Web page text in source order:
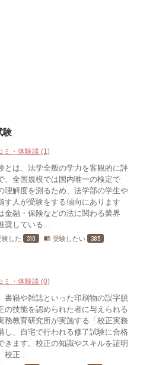
験
ミ・体験談 (1)
とは、法学全般の学力を客観的に評
、全国規模では国内唯一の検定で
理解度を測るため、法学部の学生や
す人が受験をする傾向にあります
金融・保険などの法に関わる業界
奨している...
験した 310 menu_book 受験したい 385
ミ・体験談 (0)
書籍や雑誌といった印刷物の誤字脱
の技能を認められた者に与えられる
務教育研究所が実施する「校正実務
し、自宅で行われる修了試験に合格
きます。校正の知識やスキルを証明
校正...